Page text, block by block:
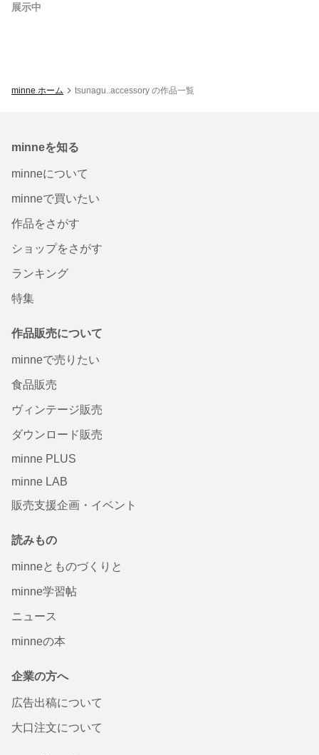
展示中
minne ホーム tsunagu..accessory の作品一覧
minneを知る
minneについて
minneで買いたい
作品をさがす
ショップをさがす
ランキング
特集
作品販売について
minneで売りたい
食品販売
ヴィンテージ販売
ダウンロード販売
minne PLUS
minne LAB
販売支援企画・イベント
読みもの
minneとものづくりと
minne学習帖
ニュース
minneの本
企業の方へ
広告出稿について
大口注文について